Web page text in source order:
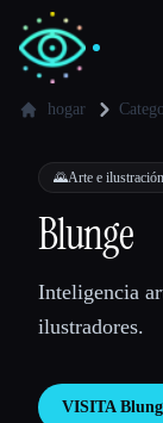
✍️Escritores
💻
🎓Estudiantes
hogar
🌄Arte e
Blunge
Inteligencia
ilustradores.
VISITA